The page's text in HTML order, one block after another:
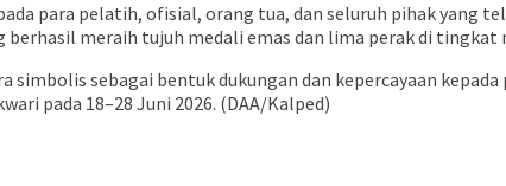
para pelatih, ofisial, orang tua, dan seluruh pihak yang
meraih tujuh medali emas dan lima perak di tingkat
simbolis sebagai bentuk dukungan dan kepercayaan
pada 18–28 Juni 2026. (DAA/Kalped)